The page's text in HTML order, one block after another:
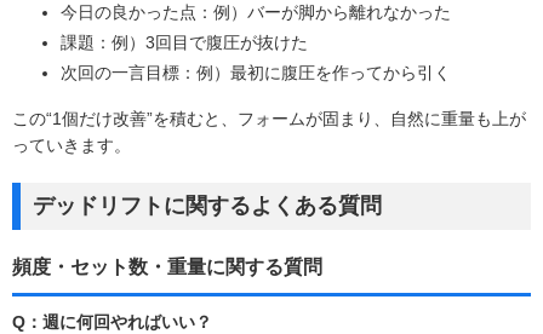
今日の良かった点：例）バーが脚から離れなかった
課題：例）3回目で腹圧が抜けた
次回の一言目標：例）最初に腹圧を作ってから引く
この“1個だけ改善”を積むと、フォームが固まり、自然に重量も上が
っていきます。
デッドリフトに関するよくある質問
頻度・セット数・重量に関する質問
Q：週に何回やればいい？